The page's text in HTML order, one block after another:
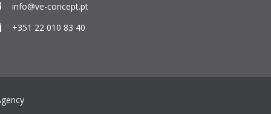
info@ve-concept.pt
+351 22 010 83 40